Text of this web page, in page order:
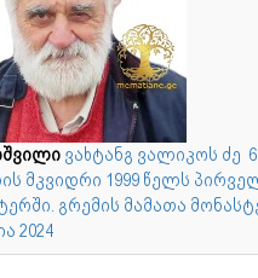
ვახტანგ ვალიკოს ძე
მკვიდრი 1999 წელს
გრემის მამათა
2024